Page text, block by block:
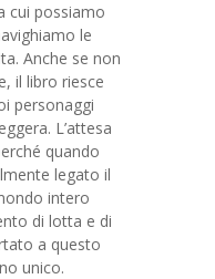
cui possiamo
le
Anche se non
il libro riesce
personaggi
L’attesa
quando
legato il
intero
di lotta e di
a questo
unico.